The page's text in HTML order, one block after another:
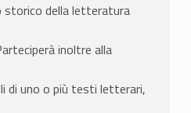
della letteratura
inoltre alla
di uno o più testi letterari,